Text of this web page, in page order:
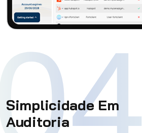
Simplicidade Em
Auditoria